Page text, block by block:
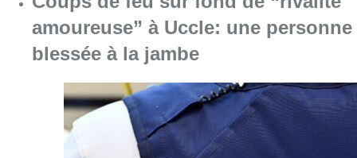
Consulter l'article "Coups de feu sur fond